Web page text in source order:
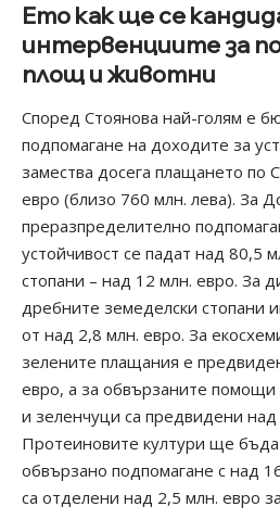
Ето как ще се
интервенциите за
площ и животни
Според Стоянова най-голям е
подпомагане на доходите за
замества досега плащането по
евро (близо 760 млн. лева). За
преразпределително
устойчивост се падат над 80,5
стопани – над 12 млн. евро. За
дребните земеделски стопани
от над 2,8 млн. евро. За
зелените плащания е
евро, а за обвързаните
и зеленчуци са предвидени
Протеиновите култури ще
обвързано подпомагане с над
са отделени над 2,5 млн. евро